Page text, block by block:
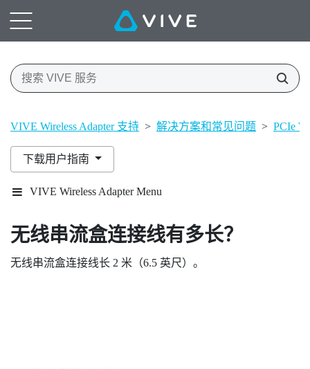
VIVE Wireless Adapter 支持 > 解决方案和常见问题 > PCIe
下载用户指南
VIVE Wireless Adapter Menu
无线串流盒连接线有多长？
无线串流盒连接线长 2 米（6.5 英尺）。